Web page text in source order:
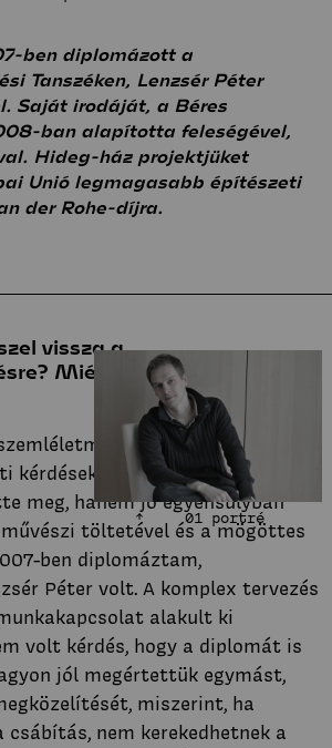
Stúdió
ben diplomázott a
Tanszéken, Lenzsér Péter
Saját irodáját, a Béres
ban alapította feleségével,
Hideg-ház projektjüket
Unió legmagasabb építészeti
der Rohe-díjra.
01 portré
vissza a
Miért választottad a
szerettem,
kérdéseket nem csak praktikus
meg, hanem jó egyensúlyban
töltetével és a mögöttes
ben diplomáztam,
Péter volt. A komplex tervezés
alakult ki
volt kérdés, hogy a diplomát is
jól megértettük egymást,
miszerint, ha
csábítás, nem kerekedhetnek a